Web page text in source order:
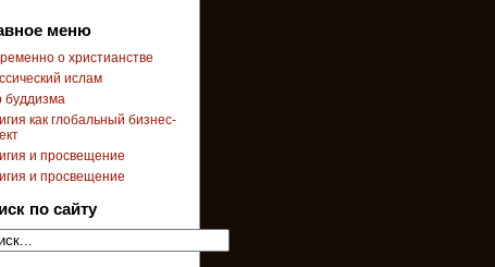
меню
о христианстве
ислам
буддизма
как глобальный бизнес-
и просвещение
и просвещение
по сайту